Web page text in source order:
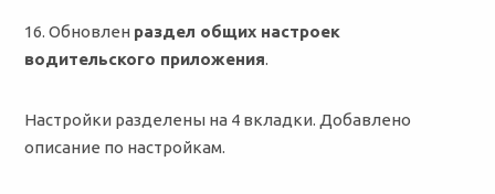
16. Обновлен раздел общих настроек
водительского приложения.
Настройки разделены на 4 вкладки. Добавлено
описание по настройкам.